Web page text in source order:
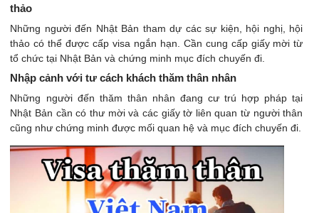
thảo
Những người đến Nhật Bản tham dự các sự kiện, hội nghị, hội
thảo có thể được cấp visa ngắn hạn. Cần cung cấp giấy mời từ
tổ chức tại Nhật Bản và chứng minh mục đích chuyến đi.​
Nhập cảnh với tư cách khách thăm thân nhân
Những người đến thăm thân nhân đang cư trú hợp pháp tại
Nhật Bản cần có thư mời và các giấy tờ liên quan từ người thân
cũng như chứng minh được mối quan hệ và mục đích chuyến đi.